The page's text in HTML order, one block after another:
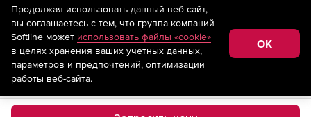
На информационном ресурсе store.softline.ru применяются
рекомендательные технологии
(информационные технологии
предоставления информации на основе сбора,
систематизации и анализа сведений, относящихся к
предпочтениям пользователей сети «Интернет»,
находящихся на территории Российской Федерации)
Продолжая использовать данный веб-сайт,
вы соглашаетесь с тем, что группа компаний
Softline может использовать файлы «cookie»
в целях хранения ваших учетных данных,
параметров и предпочтений, оптимизации
работы веб-сайта.
OK